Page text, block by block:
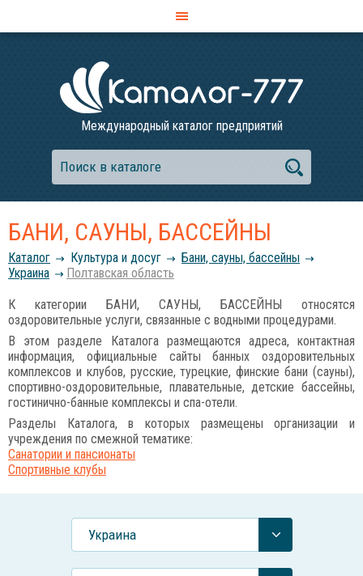
Международный каталог предприятий
БАНИ, САУНЫ, БАССЕЙНЫ
Каталог Культура и досуг
Бани, сауны, бассейны
Украина
Полтавская область
К категории БАНИ, САУНЫ, БАССЕЙНЫ относятся
оздоровительные услуги, связанные с водными процедурами.
В этом разделе Каталога размещаются адреса, контактная
информация, официальные сайты банных оздоровительных
комплексов и клубов, русские, турецкие, финские бани (сауны),
спортивно-оздоровительные, плавательные, детские бассейны,
гостинично-банные комплексы и спа-отели.
Разделы Каталога, в которых размещены организации и
учреждения по смежной тематике:
Санатории и пансионаты
Спортивные клубы
Украина